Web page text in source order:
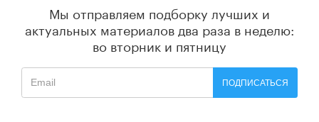
Мы отправляем подборку лучших и
актуальных материалов два раза в неделю:
во вторник и пятницу
ПОДПИСАТЬСЯ